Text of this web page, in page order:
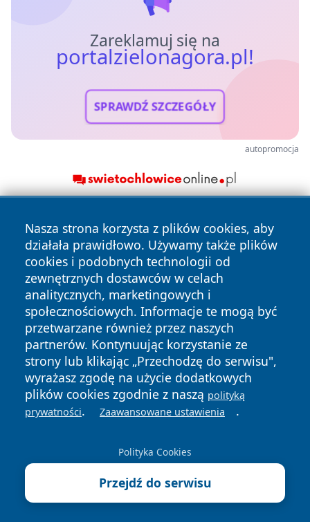
Zareklamuj się na
portalzielonagora.pl!
SPRAWDŹ SZCZEGÓŁY
autopromocja
Nasza strona korzysta z plików cookies, aby
działała prawidłowo. Używamy także plików
cookies i podobnych technologii od
zewnętrznych dostawców w celach
analitycznych, marketingowych i
społecznościowych. Informacje te mogą być
przetwarzane również przez naszych
partnerów. Kontynuując korzystanie ze
strony lub klikając „Przechodzę do serwisu",
wyrażasz zgodę na użycie dodatkowych
plików cookies zgodnie z naszą polityką
prywatności. Zaawansowane ustawienia .
Polityka Cookies
Przejdź do serwisu
Copyright © 2026 portalzielonagora.pl Wszystkie prawa
zastrzeżone.
News Autorzy
Polityka
Prywatności
Polityka
Cookies